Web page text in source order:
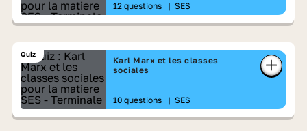
12 questions | SES
Quiz
Karl Marx et les classes
sociales
10 questions | SES